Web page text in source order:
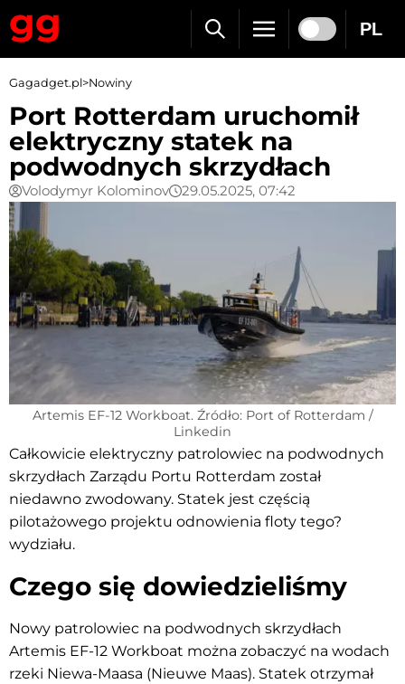
PL
Gagadget.pl>Nowiny
Port Rotterdam uruchomił
elektryczny statek na
podwodnych skrzydłach
Volodymyr Kolominov 29.05.2025, 07:42
Artemis EF-12 Workboat. Źródło: Port of Rotterdam /
Linkedin
Całkowicie elektryczny patrolowiec na podwodnych
skrzydłach Zarządu Portu Rotterdam został
niedawno zwodowany. Statek jest częścią
pilotażowego projektu odnowienia floty tego?
wydziału.
Czego się dowiedzieliśmy
Nowy patrolowiec na podwodnych skrzydłach
Artemis EF-12 Workboat można zobaczyć na wodach
rzeki Niewa-Maasa (Nieuwe Maas). Statek otrzymał